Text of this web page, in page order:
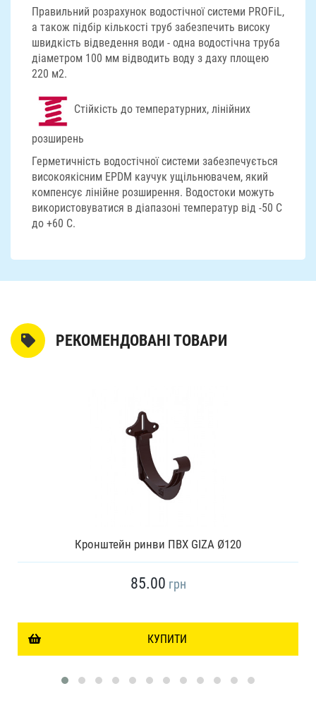
Правильний розрахунок водостічної системи PROFiL,
а також підбір кількості труб забезпечить високу
швидкість відведення води - одна водостічна труба
діаметром 100 мм відводить воду з даху площею
220 м2.
Стійкість до температурних, лінійних
розширень
Герметичність водостічної системи забезпечується
високоякісним EPDM каучук ущільнювачем, який
компенсує лінійне розширення. Водостоки можуть
використовуватися в діапазоні температур від -50 С
до +60 С.
РЕКОМЕНДОВАНІ ТОВАРИ
Кронштейн ринви ПВХ GIZA Ø120
85.00 грн
КУПИТИ